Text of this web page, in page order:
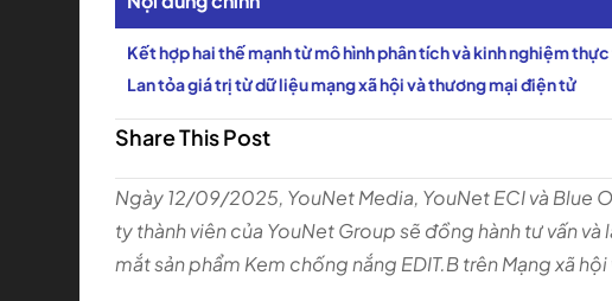
Kết hợp hai thế mạnh từ mô hình phân tích và kinh nghiệm
Lan tỏa giá trị từ dữ liệu mạng xã hội và thương mại điện tử
Share This Post
Ngày 12/09/2025, YouNet Media, YouNet ECI và Blue
ty thành viên của YouNet Group sẽ đồng hành tư vấn
mắt sản phẩm Kem chống nắng EDIT.B trên Mạng xã